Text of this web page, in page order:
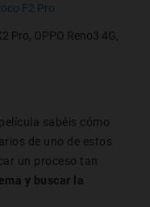
F2 Pro
Pro, OPPO Reno3 4G,
sabéis cómo
de uno de estos
un proceso tan
y buscar la